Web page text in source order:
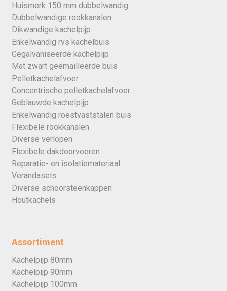
Huismerk 150 mm dubbelwandig
Dubbelwandige rookkanalen
Dikwandige kachelpijp
Enkelwandig rvs kachelbuis
Gegalvaniseerde kachelpijp
Mat zwart geëmailleerde buis
Pelletkachelafvoer
Concentrische pelletkachelafvoer
Geblauwde kachelpijp
Enkelwandig roestvaststalen buis
Flexibele rookkanalen
Diverse verlopen
Flexibele dakdoorvoeren
Reparatie- en isolatiemateriaal
Verandasets
Diverse schoorsteenkappen
Houtkachels
Assortiment
Kachelpijp 80mm
Kachelpijp 90mm
Kachelpijp 100mm